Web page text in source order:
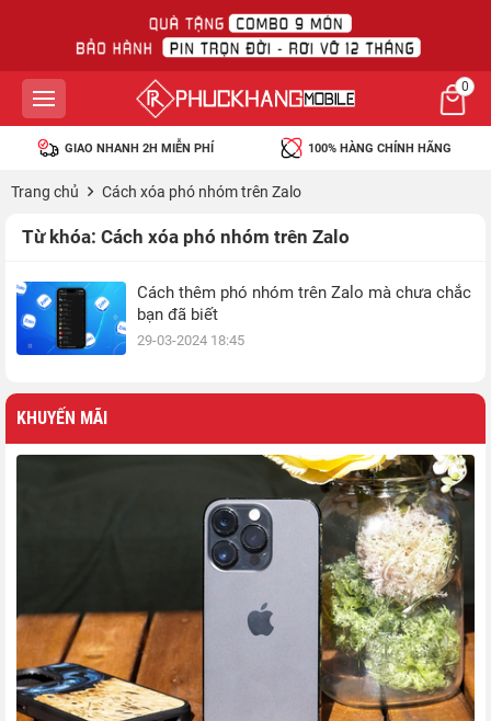
0
GIAO NHANH 2H MIỄN PHÍ 100% HÀNG CHÍNH HÃNG
Trang chủ Cách xóa phó nhóm trên Zalo
Từ khóa: Cách xóa phó nhóm trên Zalo
Cách thêm phó nhóm trên Zalo mà chưa chắc
bạn đã biết
29-03-2024 18:45
KHUYẾN MÃI